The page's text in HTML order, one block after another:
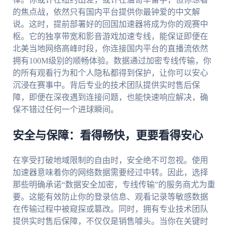
的焦点战，依然只有国内平台提供你最钟爱的中文解
说。这时，提前部署好的回国加速器将成为你的观赛中
枢。它的独享带宽和影音游戏加速专线，能保证即便在
北美当地网络高峰时段，你连接国内平台的直播流依然
拥有100M级别的顺畅体验。数据通过加密专线传输，你
的所有观看行为和个人隐私都得到保护，让你可以安心
沉浸在赛事中。背后专业的技术团队提供实时售后保
障，即便在深夜遇到连接问题，也能快速响应解决，确
保不错过任何一个进球瞬间。
安全与保障：看得畅快，更要看得安心
在享受打破地域限制的自由时，安全绝不可忽视。使用
加速器意味着你的网络数据需要经过中转。因此，选择
那些明确承诺“数据安全加密，专线传输”的服务商尤为重
要。这能有效防止你的登录信息、观看记录等敏感数据
在传输过程中被窥探或篡改。同时，拥有专业技术团队
提供实时售后保障，不仅仅是销售噱头。当你在关键时